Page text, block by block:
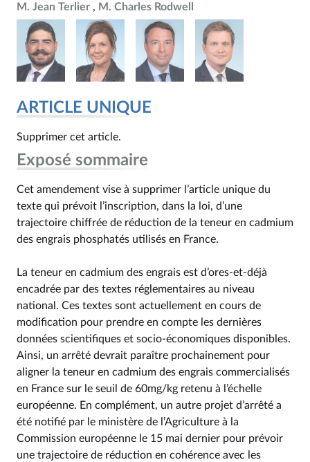
M. Jean Terlier
M. Charles Rodwell
ARTICLE UNIQUE
Supprimer cet article.
Exposé sommaire
Cet amendement vise à supprimer l’article unique du
texte qui prévoit l’inscription, dans la loi, d’une
trajectoire chiffrée de réduction de la teneur en cadmium
des engrais phosphatés utilisés en France.
La teneur en cadmium des engrais est d’ores-et-déjà
encadrée par des textes réglementaires au niveau
national. Ces textes sont actuellement en cours de
modification pour prendre en compte les dernières
données scientifiques et socio-économiques disponibles.
Ainsi, un arrêté devrait paraître prochainement pour
aligner la teneur en cadmium des engrais commercialisés
en France sur le seuil de 60mg/kg retenu à l’échelle
européenne. En complément, un autre projet d’arrêté a
été notifié par le ministère de l’Agriculture à la
Commission européenne le 15 mai dernier pour prévoir
une trajectoire de réduction en cohérence avec les